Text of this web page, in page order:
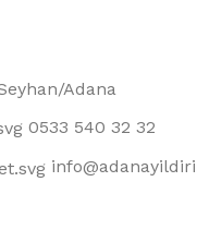
Adana
0533 540 32 32